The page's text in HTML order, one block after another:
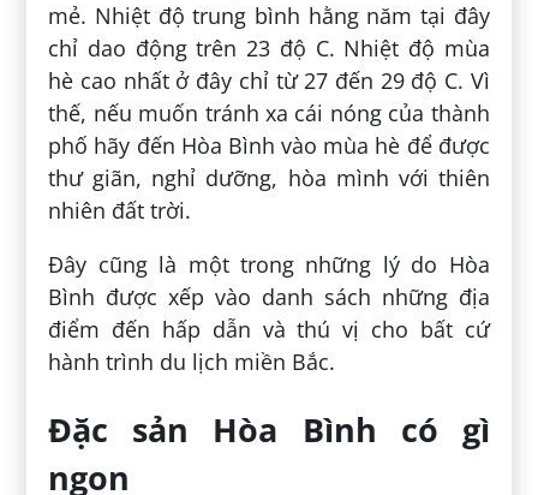
mẻ. Nhiệt độ trung bình hằng năm tại đây
chỉ dao động trên 23 độ C. Nhiệt độ mùa
hè cao nhất ở đây chỉ từ 27 đến 29 độ C. Vì
thế, nếu muốn tránh xa cái nóng của thành
phố hãy đến Hòa Bình vào mùa hè để được
thư giãn, nghỉ dưỡng, hòa mình với thiên
nhiên đất trời.
Đây cũng là một trong những lý do Hòa
Bình được xếp vào danh sách những địa
điểm đến hấp dẫn và thú vị cho bất cứ
hành trình du lịch miền Bắc.
Đặc sản Hòa Bình có gì
ngon